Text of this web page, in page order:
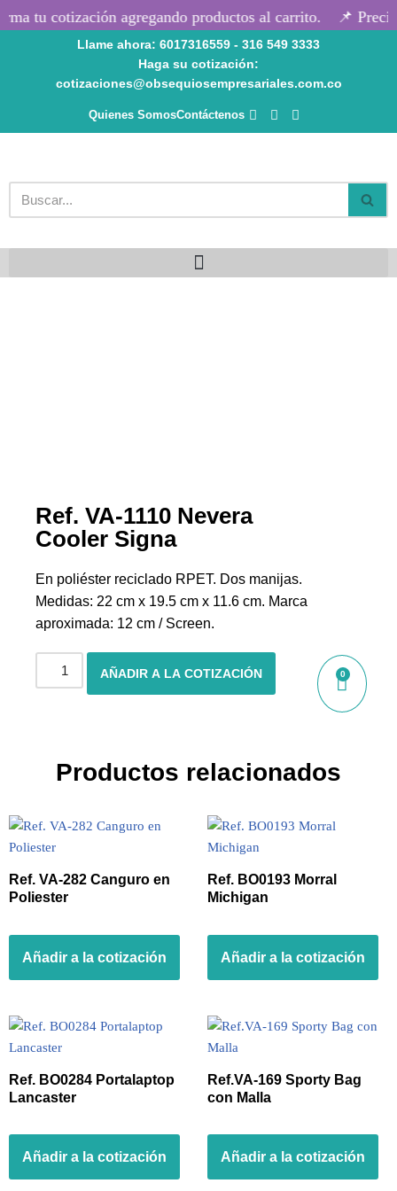
contenido
tu cotización agregando productos al carrito. 📌
Llame ahora: 6017316559 - 316 549 3333
Haga su cotización:
cotizaciones@obsequiosempresariales.com.co
Quienes SomosContáctenos
0
Ref. VA-1110 Nevera
Cooler Signa
En poliéster reciclado RPET. Dos manijas.
Medidas: 22 cm x 19.5 cm x 11.6 cm. Marca
aproximada: 12 cm / Screen.
AÑADIR A LA COTIZACIÓN
Productos relacionados
Ref. VA-282 Canguro en
Poliester
Añadir a la cotización
Ref. BO0193 Morral
Michigan
Añadir a la cotización
Ref. BO0284 Portalaptop
Lancaster
Añadir a la cotización
Ref.VA-169 Sporty Bag
con Malla
Añadir a la cotización